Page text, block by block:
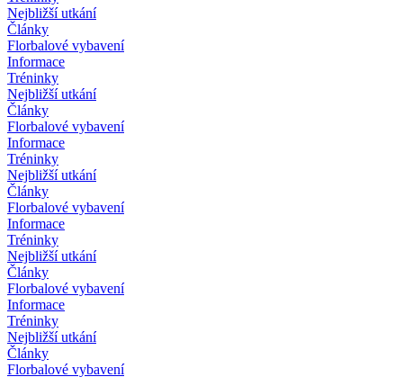
Nejbližší utkání
Články
Florbalové vybavení
Informace
Tréninky
Nejbližší utkání
Články
Florbalové vybavení
Informace
Tréninky
Nejbližší utkání
Články
Florbalové vybavení
Informace
Tréninky
Nejbližší utkání
Články
Florbalové vybavení
Informace
Tréninky
Nejbližší utkání
Články
Florbalové vybavení